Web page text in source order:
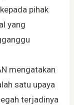
pihak
yang
mengatakan
satu upaya
terjadinya